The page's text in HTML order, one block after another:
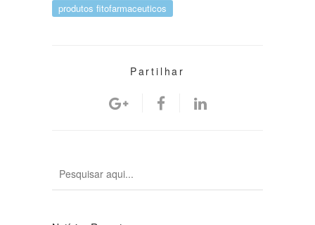
produtos fitofarmaceuticos
Partilhar